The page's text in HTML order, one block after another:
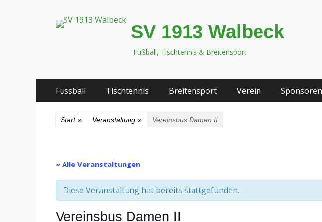
SV 1913 Walbeck
Fußball, Tischtennis & Breitensport
Primäres
Menü
Inhalt
Fussball Tischtennis Breitensport Verein Sponsoren
Start » Veranstaltung » Vereinsbus Damen II
« Alle Veranstaltungen
Diese Veranstaltung hat bereits stattgefunden.
Vereinsbus Damen II